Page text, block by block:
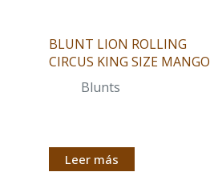
BLUNT LION ROLLING
CIRCUS KING SIZE MANGO
Blunts
Leer más